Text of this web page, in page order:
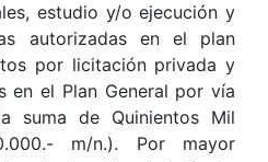
estudio y/o ejecución y
autorizadas en el plan
por licitación privada y
en el Plan General por vía
suma de Quinientos Mil
m/n.). Por mayor